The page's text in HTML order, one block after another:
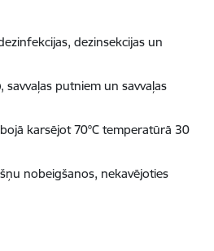
dezinsekcijas un
putniem un savvaļas
karsējot 70°C temperatūrā 30
nobeigšanos, nekavējoties